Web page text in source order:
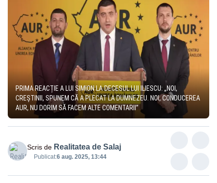
PRIMA REACȚIE A LUI SIMION LA DECESUL LUI ILIESCU: „NOI,
CREȘTINII, SPUNEM CĂ A PLECAT LA DUMNEZEU. NOI, CONDUCEREA
AUR, NU DORIM SĂ FACEM ALTE COMENTARII”
Scris de Realitatea de Salaj
Publicat:6 aug. 2025, 13:44